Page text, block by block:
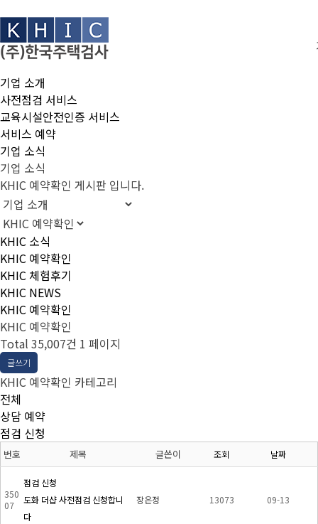
기업 소개
사전점검 서비스
교육시설안전인증 서비스
서비스 예약
기업 소식
기업 소식
KHIC 예약확인 게시판 입니다.
KHIC 소식
KHIC 예약확인
KHIC 체험후기
KHIC NEWS
KHIC 예약확인
KHIC 예약확인
Total 35,007건 1 페이지
글쓰기
KHIC 예약확인 카테고리
전체
상담 예약
점검 신청
번호 제목 글쓴이 조회 날짜
350
07
점검 신청
도화 더샵 사전점검 신청합니
다
장은정 13073 09-13